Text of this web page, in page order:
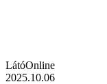
LátóOnline
2025.10.06